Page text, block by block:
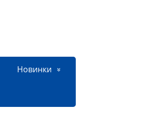
Новинки